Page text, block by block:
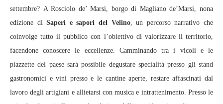
settembre? A Rosciolo de’ Marsi, borgo di Magliano de’Marsi, nona
edizione diSaperi e sapori del Velino, un percorso narrativo che
coinvolge tutto il pubblico con l’obiettivo di valorizzare il territorio,
facendone conoscere le eccellenze. Camminando tra i vicoli e le
piazzette del paese sarà possibile degustare specialità presso gli stand
gastronomici e vini presso e le cantine aperte, restare affascinati dal
lavoro degli artigiani e allietarsi con musica e intrattenimento. Presso le